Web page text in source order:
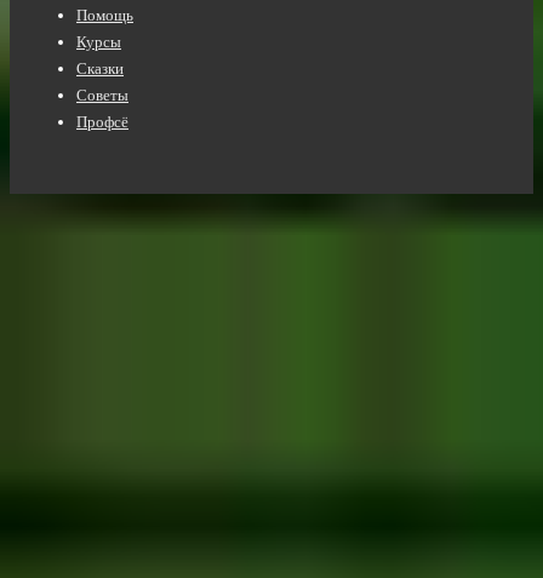
Помощь
Курсы
Сказки
Советы
Профсё